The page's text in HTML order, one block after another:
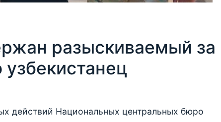
разыскиваемый за
действий Национальных центральных бюро